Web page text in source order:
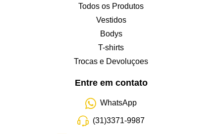
Todos os Produtos
Vestidos
Bodys
T-shirts
Trocas e Devoluçoes
Entre em contato
WhatsApp
(31)3371-9987